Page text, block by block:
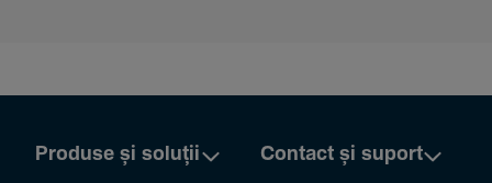
Produse și soluții Contact și suport